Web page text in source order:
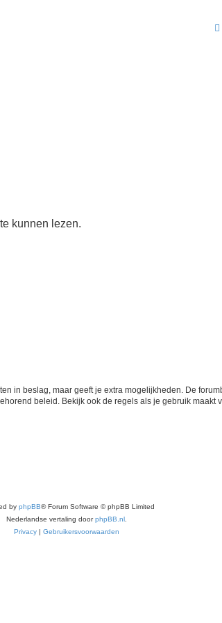
Zoek
kunnen lezen.
in beslag, maar geeft je extra mogelijkheden. De
beleid. Bekijk ook de regels als je gebruik maakt
by phpBB® Forum Software © phpBB Limited
Nederlandse vertaling doorphpBB.nl
Privacy | Gebruikersvoorwaarden